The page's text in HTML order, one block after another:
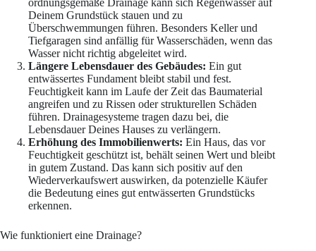
Deinem Grundstück stauen und zu
Überschwemmungen führen. Besonders Keller und
Tiefgaragen sind anfällig für Wasserschäden, wenn das
Wasser nicht richtig abgeleitet wird.
Längere Lebensdauer des Gebäudes: Ein gut
entwässertes Fundament bleibt stabil und fest.
Feuchtigkeit kann im Laufe der Zeit das Baumaterial
angreifen und zu Rissen oder strukturellen Schäden
führen. Drainagesysteme tragen dazu bei, die
Lebensdauer Deines Hauses zu verlängern.
Erhöhung des Immobilienwerts: Ein Haus, das vor
Feuchtigkeit geschützt ist, behält seinen Wert und bleibt
in gutem Zustand. Das kann sich positiv auf den
Wiederverkaufswert auswirken, da potenzielle Käufer
die Bedeutung eines gut entwässerten Grundstücks
erkennen.
Wie funktioniert eine Drainage?